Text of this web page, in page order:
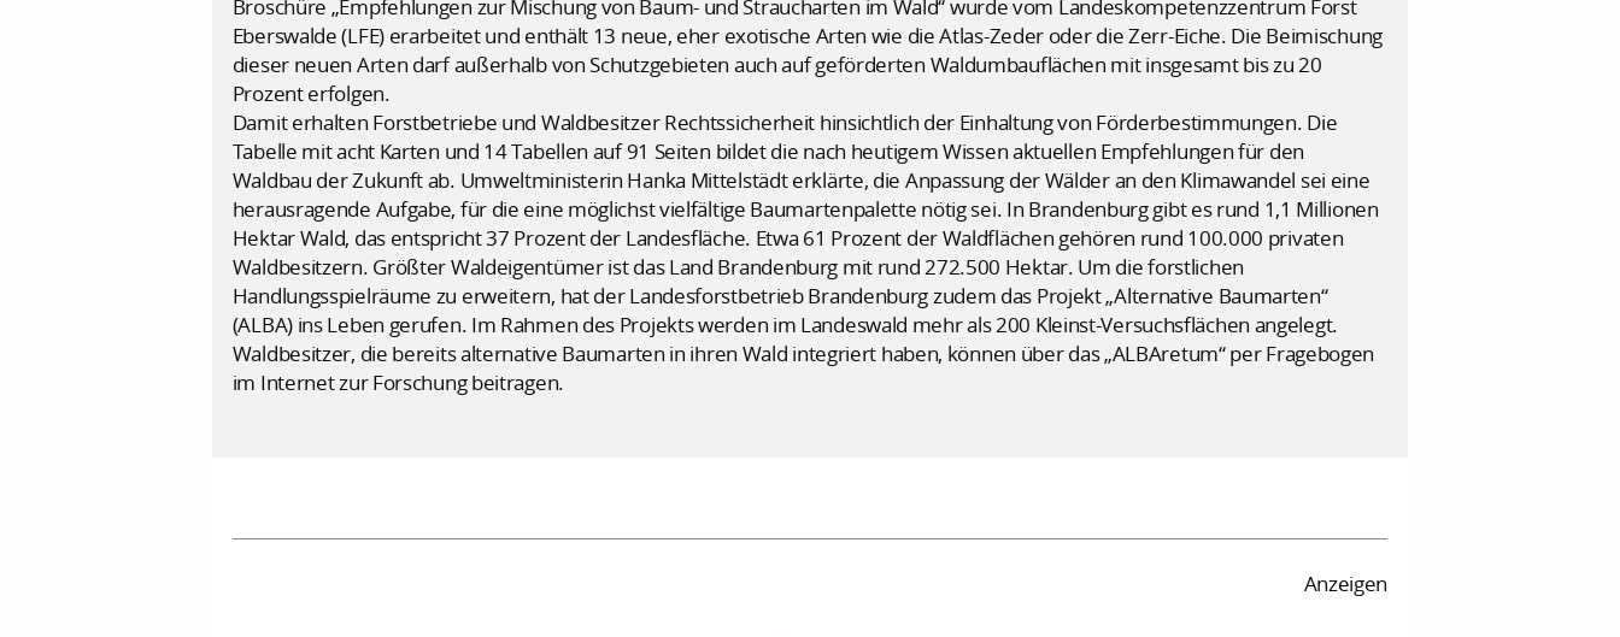
Broschüre „Empfehlungen zur Mischung von Baum- und Straucharten im Wald“ wurde vom Landeskompetenzzentrum Forst
Eberswalde (LFE) erarbeitet und enthält 13 neue, eher exotische Arten wie die Atlas-Zeder oder die Zerr-Eiche. Die Beimischung
dieser neuen Arten darf außerhalb von Schutzgebieten auch auf geförderten Waldumbauflächen mit insgesamt bis zu 20
Prozent erfolgen.
Damit erhalten Forstbetriebe und Waldbesitzer Rechtssicherheit hinsichtlich der Einhaltung von Förderbestimmungen. Die
Tabelle mit acht Karten und 14 Tabellen auf 91 Seiten bildet die nach heutigem Wissen aktuellen Empfehlungen für den
Waldbau der Zukunft ab. Umweltministerin Hanka Mittelstädt erklärte, die Anpassung der Wälder an den Klimawandel sei eine
herausragende Aufgabe, für die eine möglichst vielfältige Baumartenpalette nötig sei. In Brandenburg gibt es rund 1,1 Millionen
Hektar Wald, das entspricht 37 Prozent der Landesfläche. Etwa 61 Prozent der Waldflächen gehören rund 100.000 privaten
Waldbesitzern. Größter Waldeigentümer ist das Land Brandenburg mit rund 272.500 Hektar. Um die forstlichen
Handlungsspielräume zu erweitern, hat der Landesforstbetrieb Brandenburg zudem das Projekt „Alternative Baumarten“
(ALBA) ins Leben gerufen. Im Rahmen des Projekts werden im Landeswald mehr als 200 Kleinst-Versuchsflächen angelegt.
Waldbesitzer, die bereits alternative Baumarten in ihren Wald integriert haben, können über das „ALBAretum“ per Fragebogen
im Internet zur Forschung beitragen.
Anzeigen